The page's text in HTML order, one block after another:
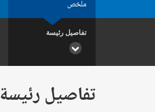
ملخص
تفاصيل رئيسة
تفاصيل رئيسة